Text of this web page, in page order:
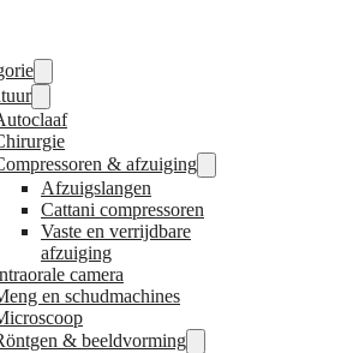
& afzuiging
Afzuigslangen
Cattani compressoren
Vaste en verrijdbare
afzuiging
camera
en schudmachines
& beeldvorming